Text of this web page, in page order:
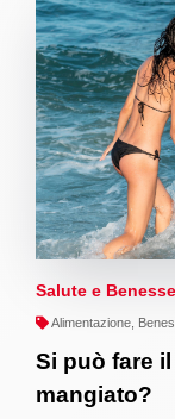
Salute e
Alimentazione,
Si può fare
mangiato?